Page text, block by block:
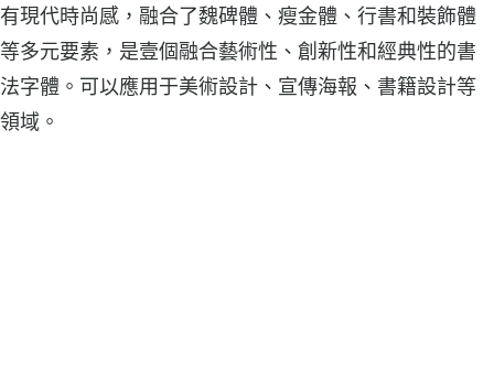
有現代時尚感，融合了魏碑體、瘦金體、行書和裝飾體
等多元要素，是壹個融合藝術性、創新性和經典性的書
法字體。可以應用于美術設計、宣傳海報、書籍設計等
領域。